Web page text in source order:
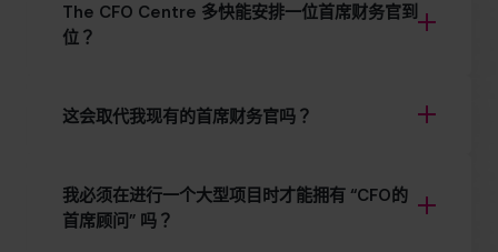
The CFO Centre 多快能安排一位首席财务官到
位？
这会取代我现有的首席财务官吗？
我必须在进行一个大型项目时才能拥有 “CFO的
首席顾问” 吗？